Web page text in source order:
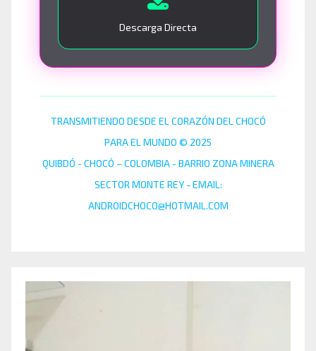
Descarga Directa
TRANSMITIENDO DESDE EL CORAZÓN DEL CHOCÓ
PARA EL MUNDO © 2025
QUIBDÓ - CHOCÓ – COLOMBIA - BARRIO ZONA MINERA
SECTOR MONTE REY - EMAIL:
ANDROIDCHOCO@HOTMAIL.COM